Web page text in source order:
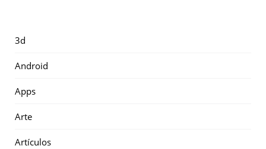
3d
Android
Apps
Arte
Artículos